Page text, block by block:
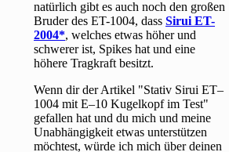
natürlich gibt es auch noch den großen
Bruder des ET-1004, dassSirui ET-
2004 , welches etwas höher und
schwerer ist, Spikes hat und eine
höhere Tragkraft besitzt.
Wenn dir der Artikel "Stativ Sirui ET–
1004 mit E–10 Kugelkopf im Test"
gefallen hat und du mich und meine
Unabhängigkeit etwas unterstützen
möchtest, würde ich mich über deinen